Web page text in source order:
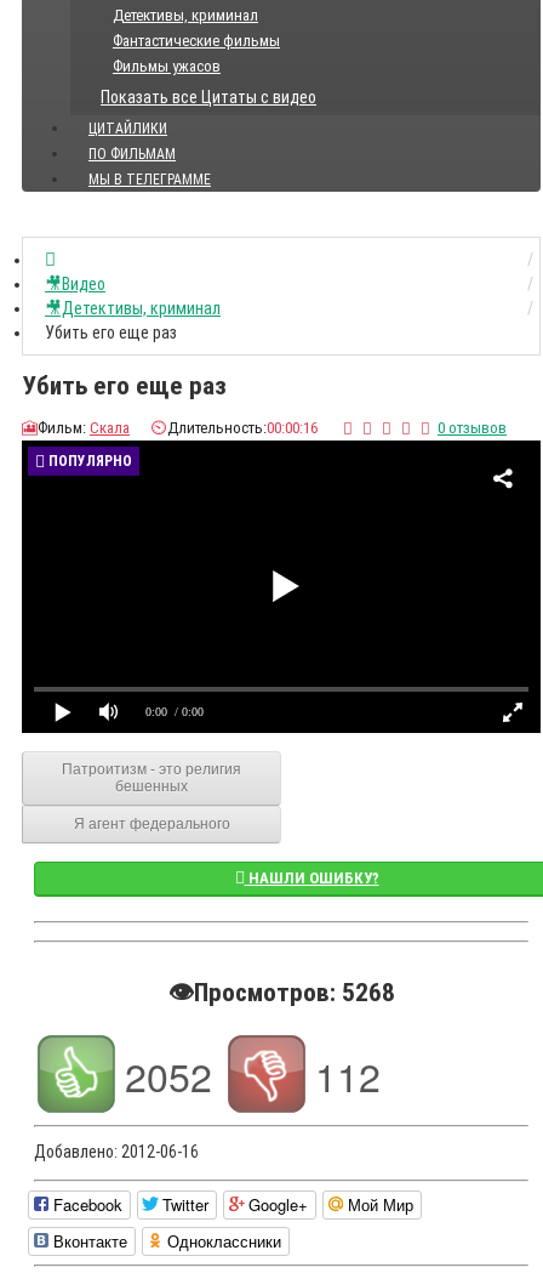
Детективы, криминал
Фантастические фильмы
Фильмы ужасов
Показать все Цитаты с видео
ЦИТАЙЛИКИ
ПО ФИЛЬМАМ
МЫ В ТЕЛЕГРАММЕ
🎥Видео
🎥Детективы, криминал
Убить его еще раз
Убить его еще раз
🎦Фильм: Скала ⏲️Длительность:00:00:16 0 отзывов
ПОПУЛЯРНО
0:00 / 0:00
Патроитизм - это религия
бешенных
Я агент федерального
НАШЛИ ОШИБКУ?
👁️Просмотров: 5268
2052 112
Добавлено: 2012-06-16
Facebook Twitter Google+
Мой Мир
Вконтакте
Одноклассники